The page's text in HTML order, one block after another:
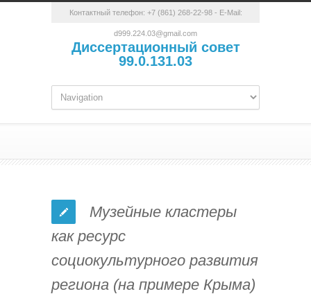
Контактный телефон: +7 (861) 268-22-98- E-Mail:
d999.224.03@gmail.com
Диссертационный совет
99.0.131.03
Музейные кластеры
как ресурс
социокультурного развития
региона (на примере Крыма)